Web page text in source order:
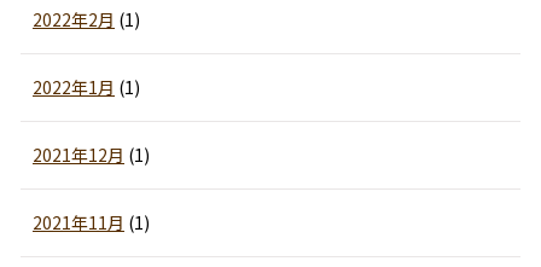
2022年2月 (1)
2022年1月 (1)
2021年12月 (1)
2021年11月 (1)